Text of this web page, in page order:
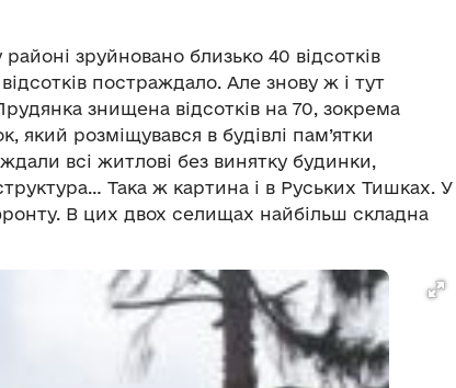
зруйновано близько 40 відсотків
постраждало. Але знову ж і тут
знищена відсотків на 70, зокрема
який розміщувався в будівлі пам’ятки
всі житлові без винятку будинки,
Така ж картина і в Руських Тишках. У
В цих двох селищах найбільш складна